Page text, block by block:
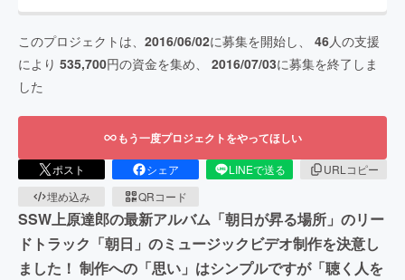
このプロジェクトは、 2016/06/02に募集を開始し、 46人の支援
により 535,700円の資金を集め、 2016/07/03に募集を終了しま
した
もう一度プロジェクトをやってほしい
ポスト シェア LINEで送る
URLコピー
埋め込み
QRコード
SSW上原達郎の最新アルバム「朝日が昇る場所」のリー
ドトラック「朝日」のミュージックビデオ制作を決意し
ました！ 制作への「思い」はシンプルですが「聴く人を